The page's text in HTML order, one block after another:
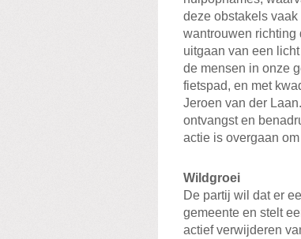
deze obstakels
wantrouwen richting
uitgaan van een
de mensen in onze
fietspad, en met
Jeroen van der
ontvangst en
actie is overgaan
Wildgroei
De partij wil dat er
gemeente en stelt
actief verwijderen